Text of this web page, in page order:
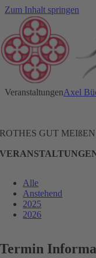
Zum Inhalt springen
VeranstaltungenAxel
ROTHES GUT MEIßEN
Alle
Anstehend
2025
2026
Termin